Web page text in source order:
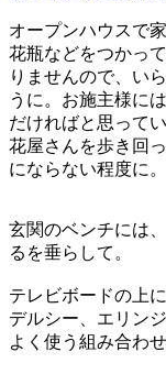
オープンハウスで
花瓶などをつかっ
りませんので、い
うに。お施主様に
だければと思って
花屋さんを歩き回
にならない程度に
玄関のベンチには
るを垂らして。
テレビボードの上
デルシー、エリンジ
よく使う組み合わせ